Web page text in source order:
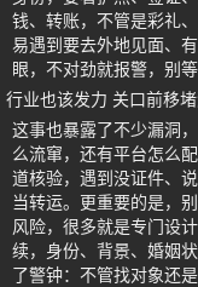
钱、转账，不管是彩礼
易遇到要去外地见面、
眼，不对劲就报警，别
行业也该发力 关口前移
这事也暴露了不少漏洞
么流窜，还有平台怎么
道核验，遇到没证件、
当转运。更重要的是，
风险，很多就是专门设
续，身份、背景、婚姻
了警钟：不管找对象还